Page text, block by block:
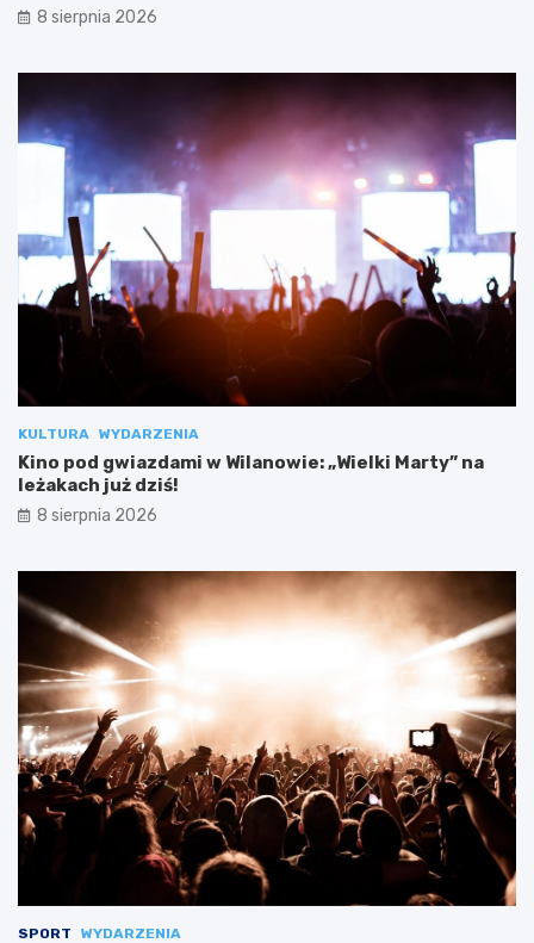
8 sierpnia 2026
KULTURA WYDARZENIA
Kino pod gwiazdami w Wilanowie: „Wielki Marty” na
leżakach już dziś!
8 sierpnia 2026
SPORT WYDARZENIA